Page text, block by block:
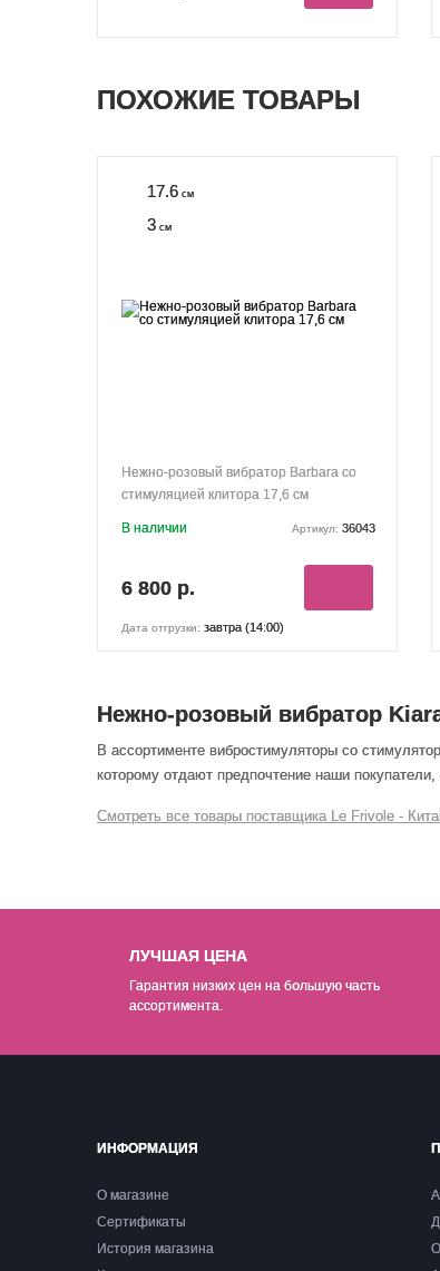
ПОХОЖИЕ ТОВАРЫ
17.6 см
3 см
Нежно-розовый вибратор Barbara со
стимуляцией клитора 17,6 см
В наличии Артикул: 36043
6 800 р.
Дата отгрузки: завтра (14:00)
Нежно-розовый вибратор
В ассортименте вибростимуляторы со
которому отдают предпочтение наши
Смотреть все товары поставщика Le Frivole -
ЛУЧШАЯ ЦЕНА
Гарантия низких цен на большую часть
ассортимента.
ИНФОРМАЦИЯ
О магазине
Сертификаты
История магазина